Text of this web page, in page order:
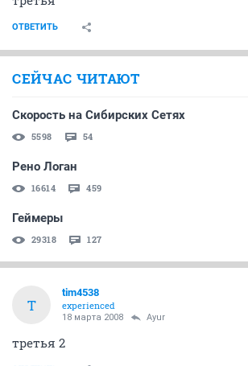
ОТВЕТИТЬ
СЕЙЧАС ЧИТАЮТ
Скорость на Сибирских Сетях
5598 54
Рено Логан
16614 459
Геймеры
29318 127
T
tim4538
experienced
18 марта 2008 Ayur
третья 2